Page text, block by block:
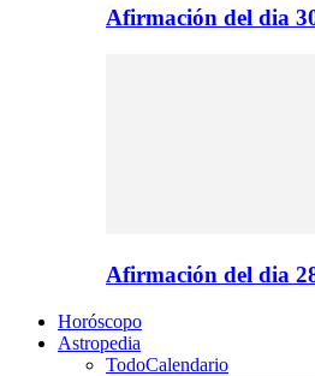
Afirmación del dia
Afirmación del dia
Horóscopo
Astropedia
TodoCalendario